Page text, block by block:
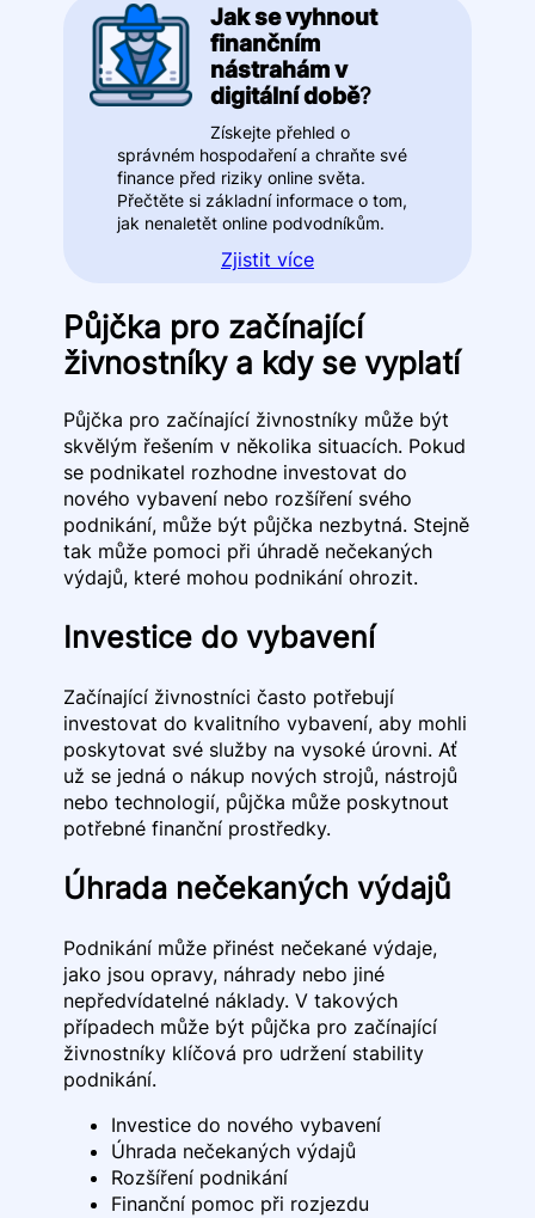
Jak se vyhnout
finančním
nástrahám v
digitální době?
Získejte přehled o
správném hospodaření a chraňte své
finance před riziky online světa.
Přečtěte si základní informace o tom,
jak nenaletět online podvodníkům.
Zjistit více
Půjčka pro začínající
živnostníky a kdy se vyplatí
Půjčka pro začínající živnostníky může být
skvělým řešením v několika situacích. Pokud
se podnikatel rozhodne investovat do
nového vybavení nebo rozšíření svého
podnikání, může být půjčka nezbytná. Stejně
tak může pomoci při úhradě nečekaných
výdajů, které mohou podnikání ohrozit.
Investice do vybavení
Začínající živnostníci často potřebují
investovat do kvalitního vybavení, aby mohli
poskytovat své služby na vysoké úrovni. Ať
už se jedná o nákup nových strojů, nástrojů
nebo technologií, půjčka může poskytnout
potřebné finanční prostředky.
Úhrada nečekaných výdajů
Podnikání může přinést nečekané výdaje,
jako jsou opravy, náhrady nebo jiné
nepředvídatelné náklady. V takových
případech může být půjčka pro začínající
živnostníky klíčová pro udržení stability
podnikání.
Investice do nového vybavení
Úhrada nečekaných výdajů
Rozšíření podnikání
Finanční pomoc při rozjezdu